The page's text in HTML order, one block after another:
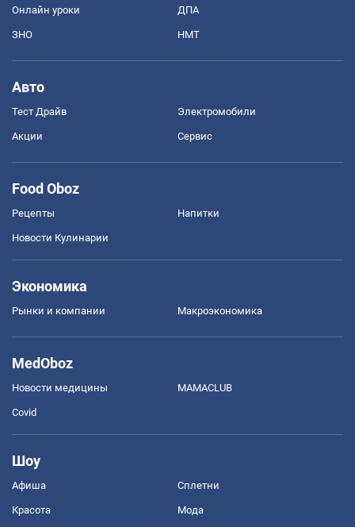
Онлайн уроки ДПА
ЗНО НМТ
Авто
Тест Драйв Электромобили
Акции Сервис
Food Oboz
Рецепты Напитки
Новости Кулинарии
Экономика
Рынки и компании Mакроэкономика
MedOboz
Новости медицины MAMACLUB
Covid
Шоу
Афиша Сплетни
Красота Мода